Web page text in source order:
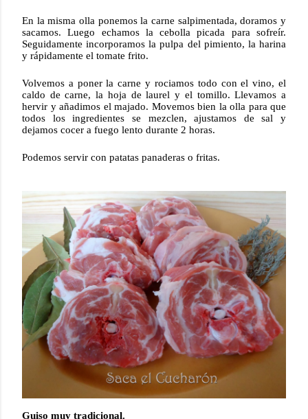
En la misma olla ponemos la carne salpimentada, doramos y
sacamos. Luego echamos la cebolla picada para sofreír.
Seguidamente incorporamos la pulpa del pimiento, la harina
y rápidamente el tomate frito.
Volvemos a poner la carne y rociamos todo con el vino, el
caldo de carne, la hoja de laurel y el tomillo. Llevamos a
hervir y añadimos el majado. Movemos bien la olla para que
todos los ingredientes se mezclen, ajustamos de sal y
dejamos cocer a fuego lento durante 2 horas.
Podemos servir con patatas panaderas o fritas.
Guiso muy tradicional.